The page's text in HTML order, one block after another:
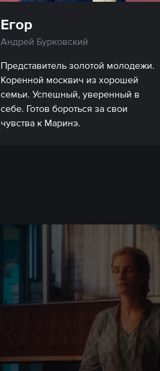
Егор
Андрей Бурковский
Представитель золотой молодежи.
Коренной москвич из хорошей
семьи. Успешный, уверенный в
себе. Готов бороться за свои
чувства к Маринэ.